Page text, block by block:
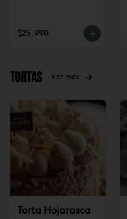
$25.990
Tortas Ver más
Torta Hojarasca